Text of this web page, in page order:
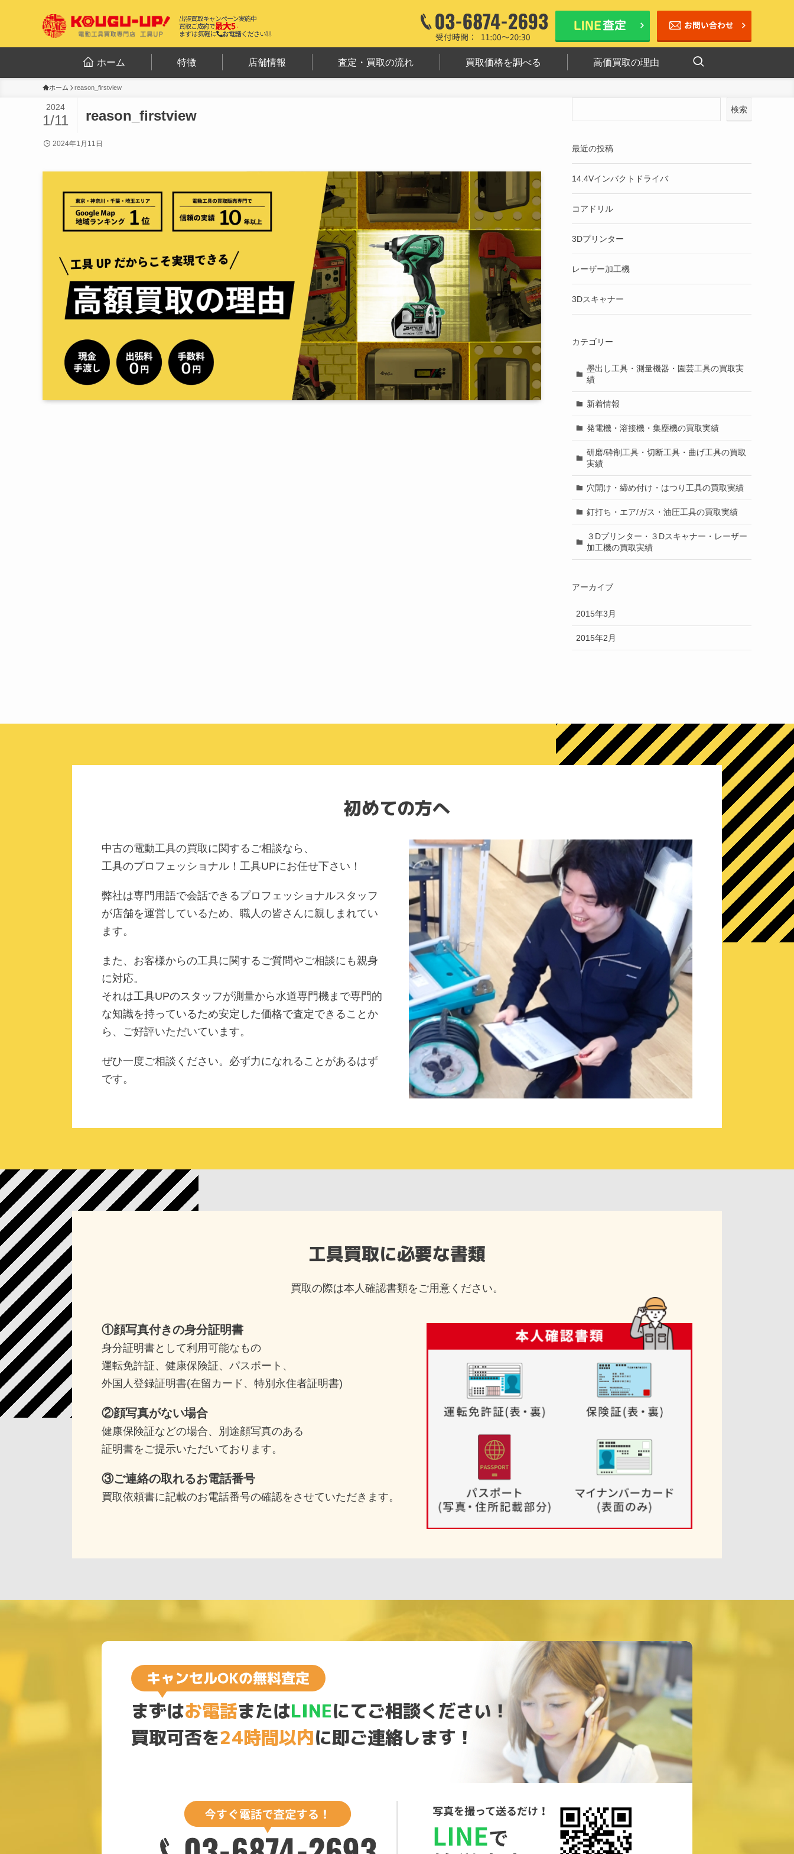
ホーム 特徴 店舗情報 査定・買取の流れ 買取価格を調べる 高価買取の理由
ホーム reason_firstview
reason_firstview
2024
1/11
2024年1月11日
検索
最近の投稿
14.4Vインバクトドライバ
コアドリル
3Dプリンター
レーザー加工機
3Dスキャナー
カテゴリー
墨出し工具・測量機器・園芸工具の買取実
績
新着情報
発電機・溶接機・集塵機の買取実績
研磨/砕削工具・切断工具・曲げ工具の買取
実績
穴開け・締め付け・はつり工具の買取実績
釘打ち・エア/ガス・油圧工具の買取実績
３Dプリンター・３Dスキャナー・レーザー
加工機の買取実績
アーカイブ
2015年3月
2015年2月
初めての方へ
中古の電動工具の買取に関するご相談なら、
工具のプロフェッショナル！工具UPにお任せ下さい！
弊社は専門用語で会話できるプロフェッショナルスタッフ
が店舗を運営しているため、職人の皆さんに親しまれてい
ます。
また、お客様からの工具に関するご質問やご相談にも親身
に対応。
それは工具UPのスタッフが測量から水道専門機まで専門的
な知識を持っているため安定した価格で査定できることか
ら、ご好評いただいています。
ぜひ一度ご相談ください。必ず力になれることがあるはず
です。
工具買取に必要な書類
買取の際は本人確認書類をご用意ください。
①顔写真付きの身分証明書
身分証明書として利用可能なもの
運転免許証、健康保険証、パスポート、
外国人登録証明書(在留カード、特別永住者証明書)
②顔写真がない場合
健康保険証などの場合、別途顔写真のある
証明書をご提示いただいております。
③ご連絡の取れるお電話番号
買取依頼書に記載のお電話番号の確認をさせていただきます。
まずはお電話またはLINEにてご相談ください！
買取可否を24時間以内に即ご連絡します！